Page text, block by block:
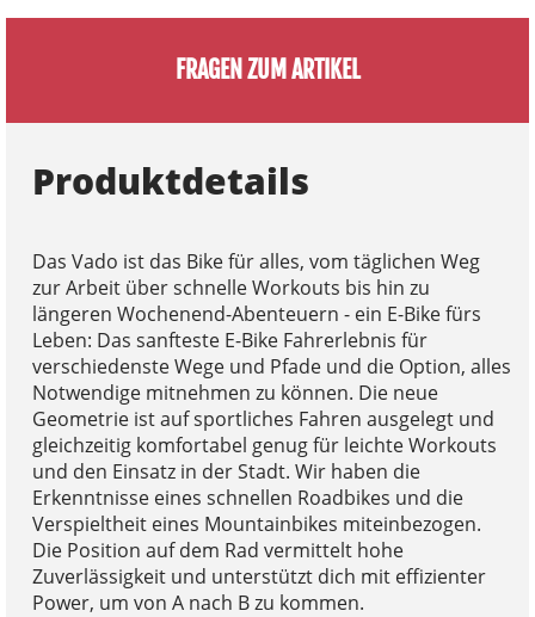
FRAGEN ZUM ARTIKEL
Produktdetails
Das Vado ist das Bike für alles, vom täglichen Weg
zur Arbeit über schnelle Workouts bis hin zu
längeren Wochenend-Abenteuern - ein E-Bike fürs
Leben: Das sanfteste E-Bike Fahrerlebnis für
verschiedenste Wege und Pfade und die Option, alles
Notwendige mitnehmen zu können. Die neue
Geometrie ist auf sportliches Fahren ausgelegt und
gleichzeitig komfortabel genug für leichte Workouts
und den Einsatz in der Stadt. Wir haben die
Erkenntnisse eines schnellen Roadbikes und die
Verspieltheit eines Mountainbikes miteinbezogen.
Die Position auf dem Rad vermittelt hohe
Zuverlässigkeit und unterstützt dich mit effizienter
Power, um von A nach B zu kommen.